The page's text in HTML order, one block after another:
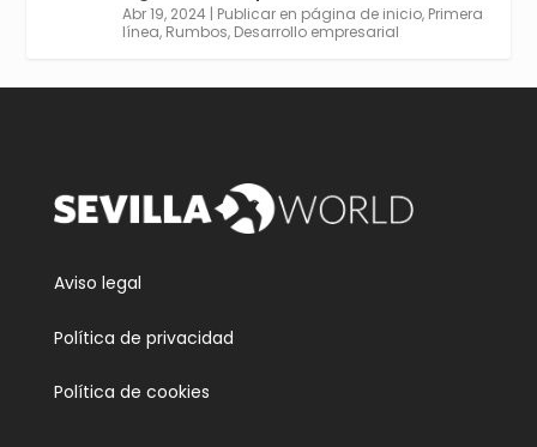
Abr 19, 2024 | Publicar en página de inicio, Primera
línea, Rumbos, Desarrollo empresarial
Aviso legal
Política de privacidad
Política de cookies